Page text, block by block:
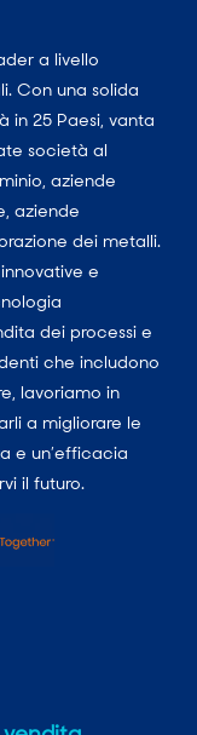
a livello
Con una solida
in 25 Paesi, vanta
società al
aziende
aziende
dei metalli.
e
dei processi e
che includono
lavoriamo in
a migliorare le
e un’efficacia
il futuro.